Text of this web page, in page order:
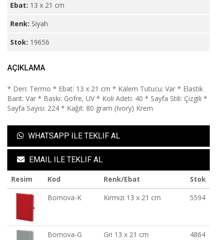
Ebat: 13 x 21 cm
Renk: Siyah
Stok: 19656
AÇIKLAMA
* Deri: Termo * Ebat: 13 x 21 cm * Kalem Tutucu: Var * Elastik
Bant: Var * Baskı: Gofre, UV * Koli Adeti: 40 * Sayfa Stili: Çizgili *
Sayfa Sayısı: 224 * Kağıt: 80 gram (Ivory) Krem
WHATSAPP ILE TEKLIF AL
EMAIL ILE TEKLIF AL
Resim Kod Renk/Ebat
Stok
Bornova-K
Kırmızı 13 x 21 cm 5594
Bornova-G Gri 13 x 21 cm 4864